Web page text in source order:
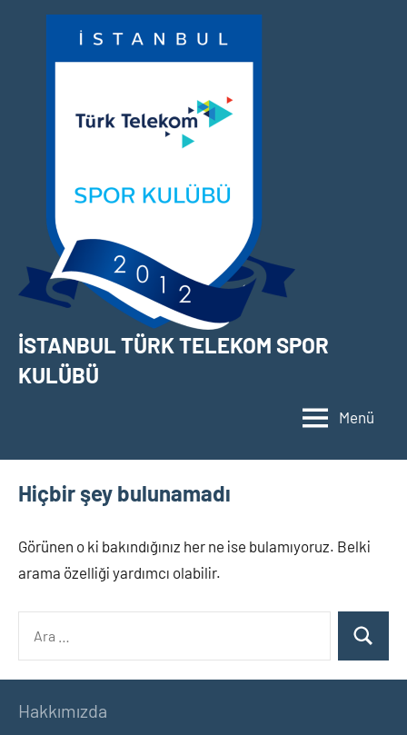
İSTANBUL TÜRK TELEKOM SPOR
KULÜBÜ
Menü
Hiçbir şey bulunamadı
Görünen o ki bakındığınız her ne ise bulamıyoruz. Belki
arama özelliği yardımcı olabilir.
Ara
Hakkımızda